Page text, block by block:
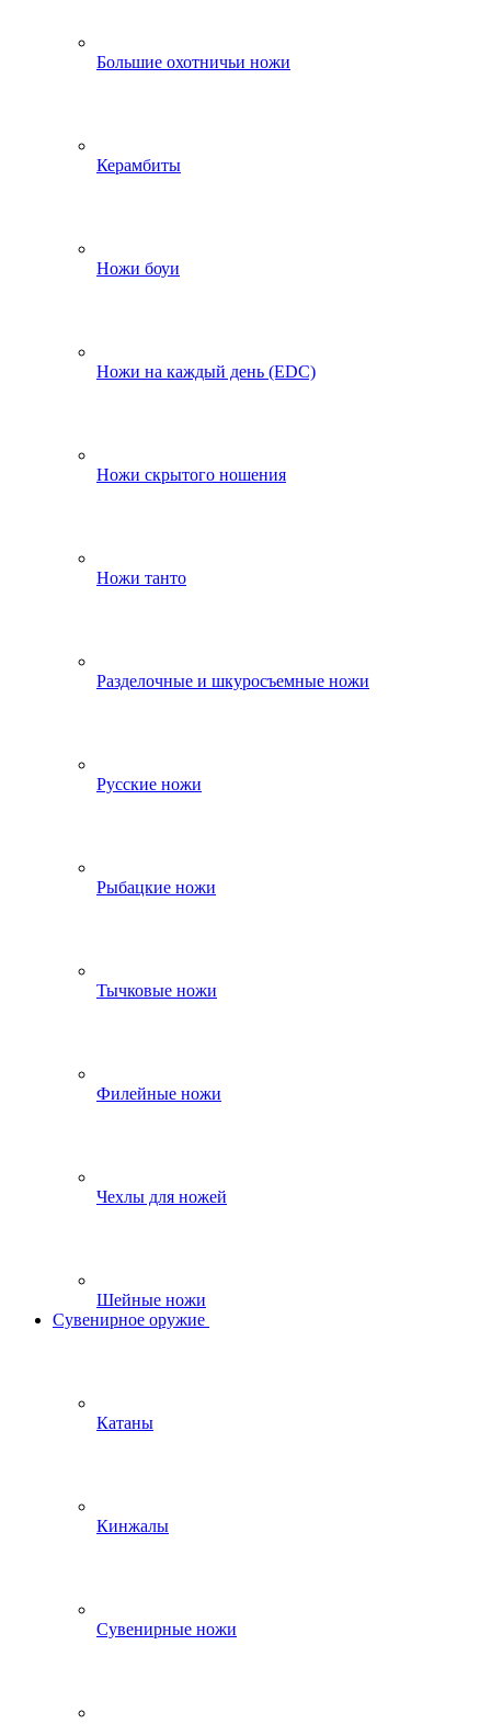
Большие охотничьи ножи
Керамбиты
Ножи боуи
Ножи на каждый день (EDC)
Ножи скрытого ношения
Ножи танто
Разделочные и шкуросъемные ножи
Русские ножи
Рыбацкие ножи
Тычковые ножи
Филейные ножи
Чехлы для ножей
Шейные ножи
Сувенирное оружие
Катаны
Кинжалы
Сувенирные ножи